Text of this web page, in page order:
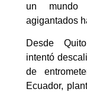
un mundo
agigantados
Desde
intentó
de
Ecuador,